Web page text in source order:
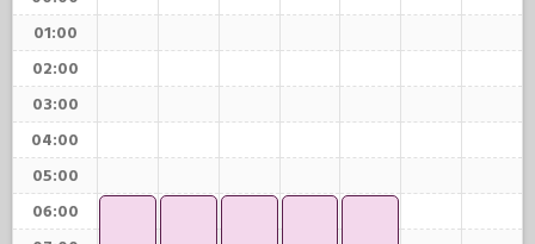
01:00
02:00
03:00
04:00
05:00
06:00